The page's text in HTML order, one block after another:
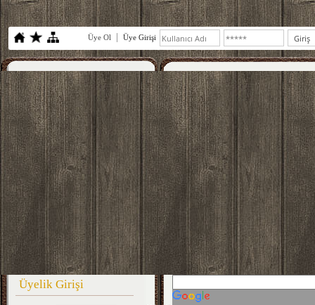
Üye Ol Üye Girişi
Üyelik Girişi